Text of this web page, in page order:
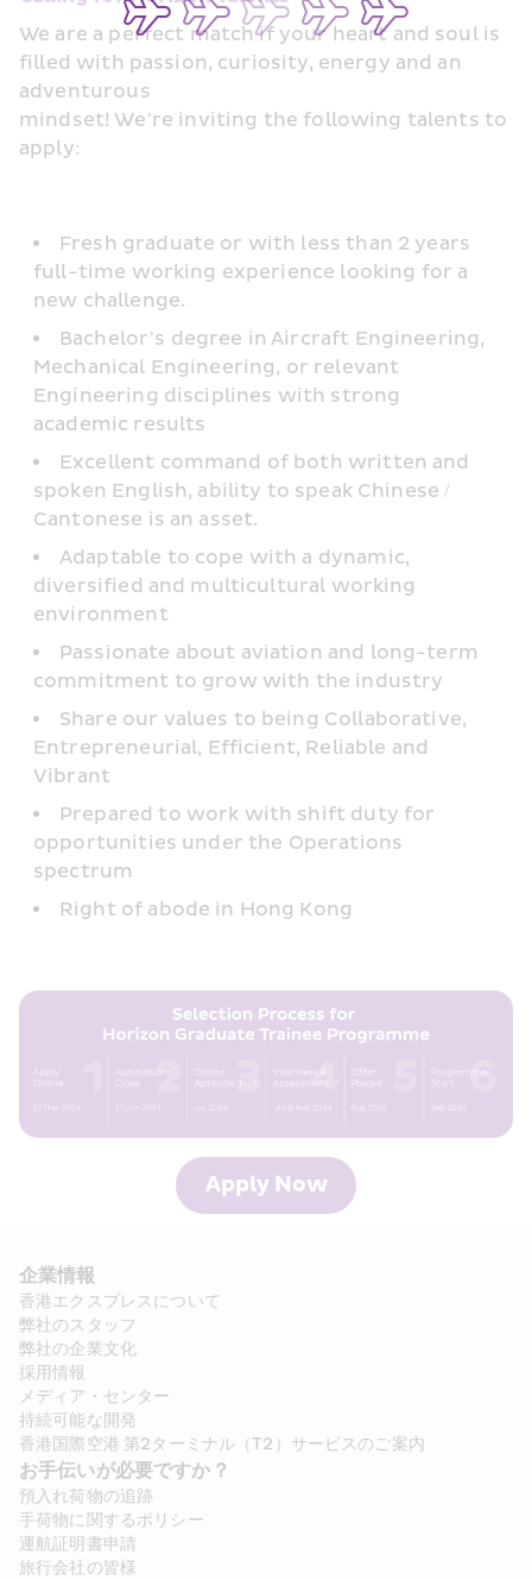
We are a perfect match if your heart and soul is
filled with passion, curiosity, energy and an
adventurous
mindset! We’re inviting the following talents to
apply:
Fresh graduate or with less than 2 years
full-time working experience looking for a
new challenge.
Bachelor’s degree in Aircraft Engineering,
Mechanical Engineering, or relevant
Engineering disciplines with strong
academic results
Excellent command of both written and
spoken English, ability to speak Chinese /
Cantonese is an asset.
Adaptable to cope with a dynamic,
diversified and multicultural working
environment
Passionate about aviation and long-term
commitment to grow with the industry
Share our values to being Collaborative,
Entrepreneurial, Efficient, Reliable and
Vibrant
Prepared to work with shift duty for
opportunities under the Operations
spectrum
Right of abode in Hong Kong
Apply Now
企業情報
香港エクスプレスについて
弊社のスタッフ
弊社の企業文化
採用情報
メディア・センター
持続可能な開発
香港国際空港 第2ターミナル（T2）サービスのご案内
お手伝いが必要ですか？
預入れ荷物の追跡
手荷物に関するポリシー
運航証明書申請
旅行会社の皆様